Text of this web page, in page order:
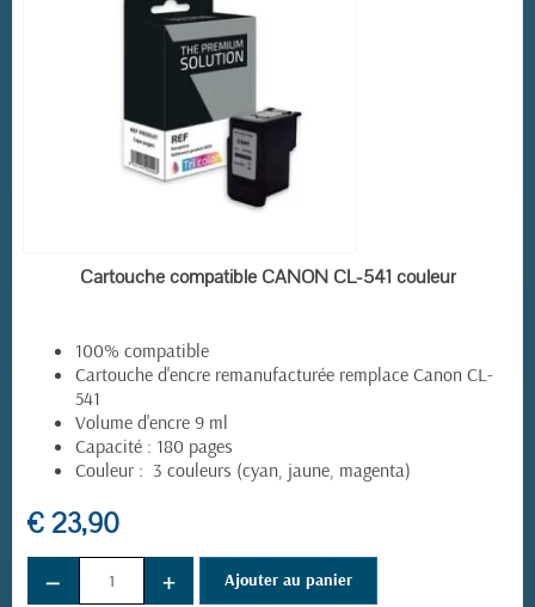
EN STOCK
Cartouche compatible CANON CL-541 couleur
100% compatible
Cartouche d'encre remanufacturée remplace Canon CL-
541
Volume d'encre 9 ml
Capacité : 180 pages
Couleur : 3 couleurs (cyan, jaune, magenta)
€ 23,90
− + Ajouter au panier